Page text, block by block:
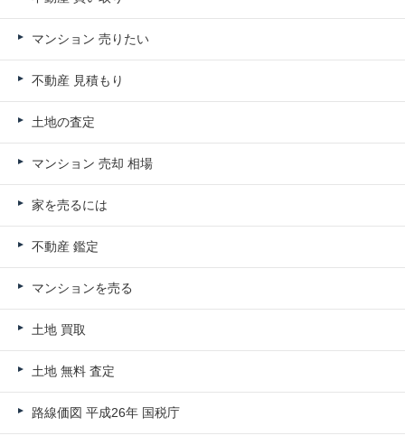
マンション 売りたい
不動産 見積もり
土地の査定
マンション 売却 相場
家を売るには
不動産 鑑定
マンションを売る
土地 買取
土地 無料 査定
路線価図 平成26年 国税庁